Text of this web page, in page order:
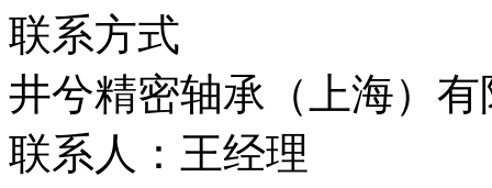
联系方式
井兮精密轴承（上海）有
联系人：王经理